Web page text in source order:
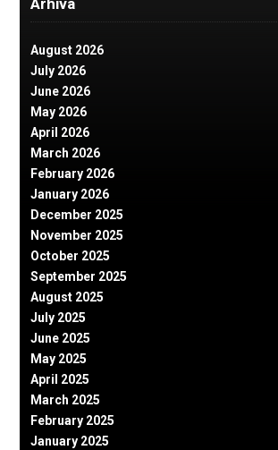
Arhiva
August 2026
July 2026
June 2026
May 2026
April 2026
March 2026
February 2026
January 2026
December 2025
November 2025
October 2025
September 2025
August 2025
July 2025
June 2025
May 2025
April 2025
March 2025
February 2025
January 2025